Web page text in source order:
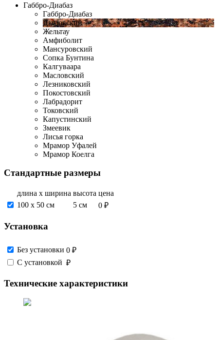
Габбро-Диабаз
Габбро-Диабаз
Дымовский
Жельтау
Амфиболит
Мансуровский
Сопка Бунтина
Калгуваара
Масловский
Лезниковский
Покостовский
Лабрадорит
Токовский
Капустинский
Змеевик
Лисья горка
Мрамор Уфалей
Мрамор Коелга
Стандартные размеры
длина х ширина высота цена
100 х 50 см
5 см 0 ₽
Установка
Без установки 0 ₽
С установкой ₽
Технические характеристики